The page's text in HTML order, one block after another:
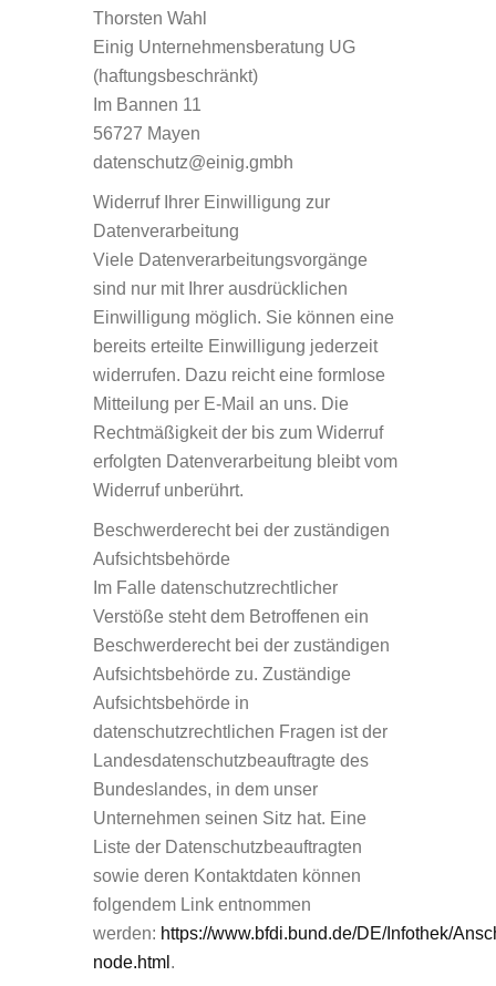
Thorsten Wahl
Einig Unternehmensberatung UG
(haftungsbeschränkt)
Im Bannen 11
56727 Mayen
datenschutz@einig.gmbh
Widerruf Ihrer Einwilligung zur
Datenverarbeitung
Viele Datenverarbeitungsvorgänge
sind nur mit Ihrer ausdrücklichen
Einwilligung möglich. Sie können eine
bereits erteilte Einwilligung jederzeit
widerrufen. Dazu reicht eine formlose
Mitteilung per E-Mail an uns. Die
Rechtmäßigkeit der bis zum Widerruf
erfolgten Datenverarbeitung bleibt vom
Widerruf unberührt.
Beschwerderecht bei der zuständigen
Aufsichtsbehörde
Im Falle datenschutzrechtlicher
Verstöße steht dem Betroffenen ein
Beschwerderecht bei der zuständigen
Aufsichtsbehörde zu. Zuständige
Aufsichtsbehörde in
datenschutzrechtlichen Fragen ist der
Landesdatenschutzbeauftragte des
Bundeslandes, in dem unser
Unternehmen seinen Sitz hat. Eine
Liste der Datenschutzbeauftragten
sowie deren Kontaktdaten können
folgendem Link entnommen
werden: https://www.bfdi.bund.de/DE/Infothek/
node.html .